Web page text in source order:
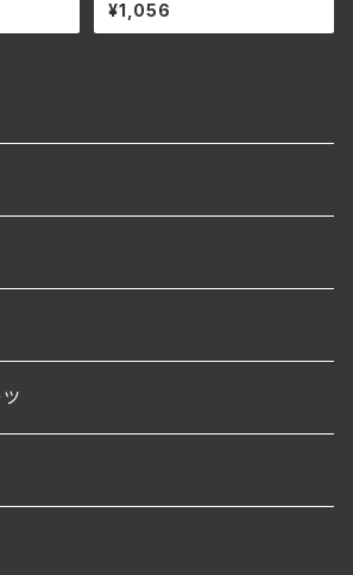
m(緩み止め加工)8本セット
¥1,056